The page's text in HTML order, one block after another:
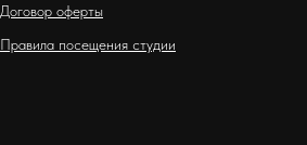
Договор оферты
Правила посещения студии